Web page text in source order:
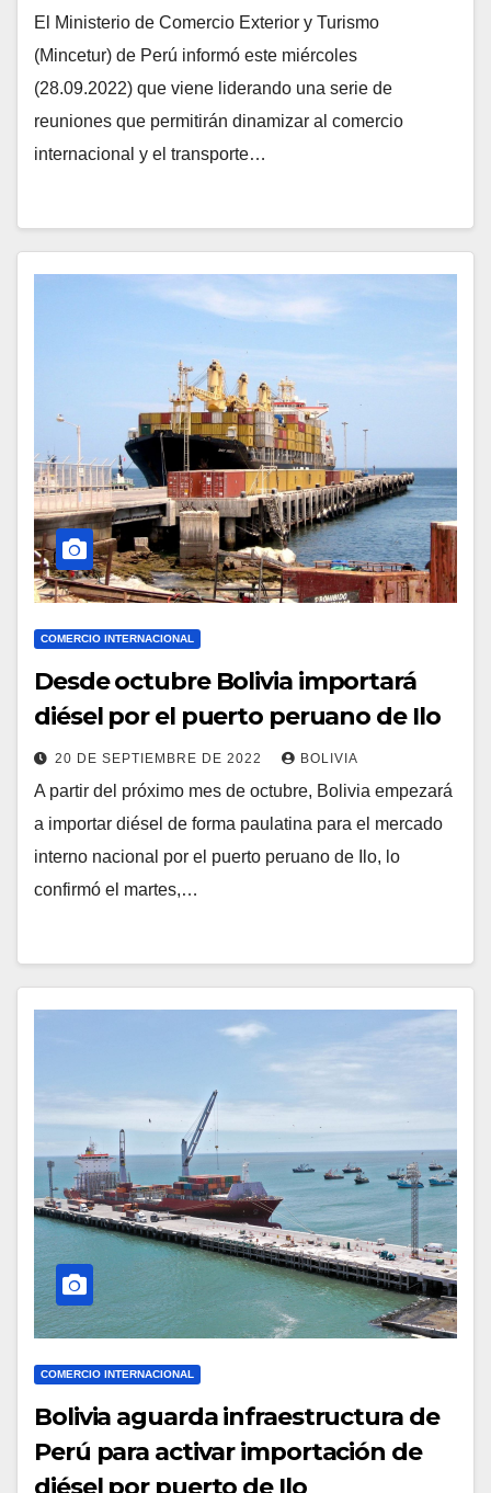
El Ministerio de Comercio Exterior y Turismo
(Mincetur) de Perú informó este miércoles
(28.09.2022) que viene liderando una serie de
reuniones que permitirán dinamizar al comercio
internacional y el transporte…
COMERCIO INTERNACIONAL
Desde octubre Bolivia importará
diésel por el puerto peruano de Ilo
20 DE SEPTIEMBRE DE 2022 BOLIVIA
A partir del próximo mes de octubre, Bolivia empezará
a importar diésel de forma paulatina para el mercado
interno nacional por el puerto peruano de Ilo, lo
confirmó el martes,…
COMERCIO INTERNACIONAL
Bolivia aguarda infraestructura de
Perú para activar importación de
diésel por puerto de Ilo